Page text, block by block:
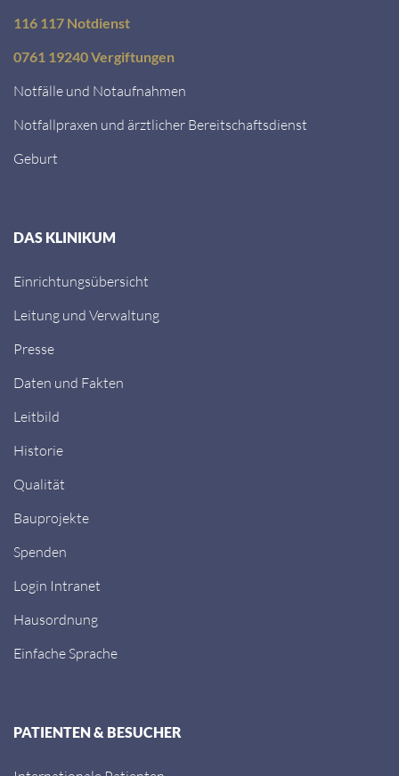
116 117 Notdienst
0761 19240 Vergiftungen
Notfälle und Notaufnahmen
Notfallpraxen und ärztlicher Bereitschaftsdienst
Geburt
DAS KLINIKUM
Einrichtungsübersicht
Leitung und Verwaltung
Presse
Daten und Fakten
Leitbild
Historie
Qualität
Bauprojekte
Spenden
Login Intranet
Hausordnung
Einfache Sprache
PATIENTEN & BESUCHER